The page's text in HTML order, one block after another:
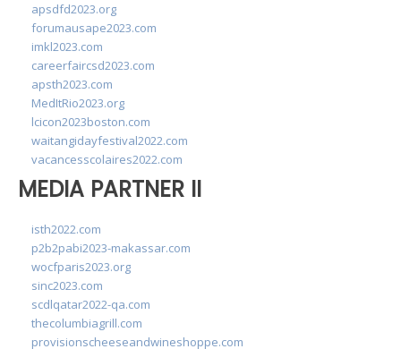
apsdfd2023.org
forumausape2023.com
imkl2023.com
careerfaircsd2023.com
apsth2023.com
MedItRio2023.org
lcicon2023boston.com
waitangidayfestival2022.com
vacancesscolaires2022.com
MEDIA PARTNER II
isth2022.com
p2b2pabi2023-makassar.com
wocfparis2023.org
sinc2023.com
scdlqatar2022-qa.com
thecolumbiagrill.com
provisionscheeseandwineshoppe.com